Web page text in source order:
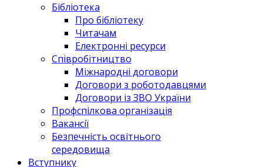
Бібліотека
Про бібліотеку
Читачам
Електронні ресурси
Співробітництво
Міжнародні договори
Договори з роботодавцями
Договори із ЗВО України
Профспілкова організація
Вакансії
Безпечність освітнього
середовища
Вступнику